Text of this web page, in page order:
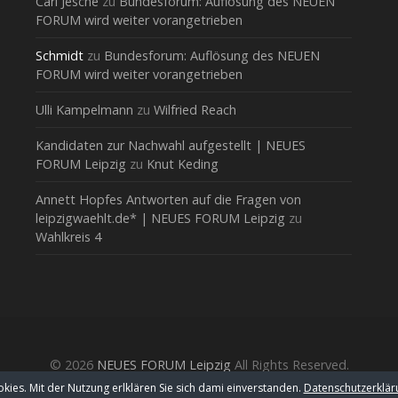
FORUM wird weiter vorangetrieben
Schmidtzu Bundesforum: Auflösung des NEUEN
FORUM wird weiter vorangetrieben
Ulli Kampelmann zu Wilfried Reach
Kandidaten zur Nachwahl aufgestellt | NEUES
FORUM Leipzig zu Knut Keding
Annett Hopfes Antworten auf die Fragen von
leipzigwaehlt.de* | NEUES FORUM Leipzig zu
Wahlkreis 4
© 2026 NEUES FORUM Leipzig All Rights Reserved.
Mit der Nutzung erlklären Sie sich dami einverstanden.